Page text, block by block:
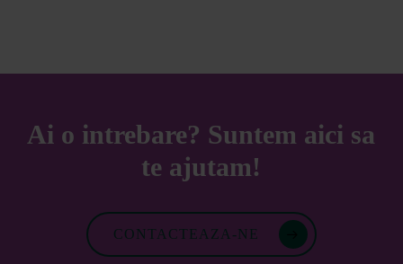
Ai o intrebare? Suntem aici sa
te ajutam!
CONTACTEAZA-NE